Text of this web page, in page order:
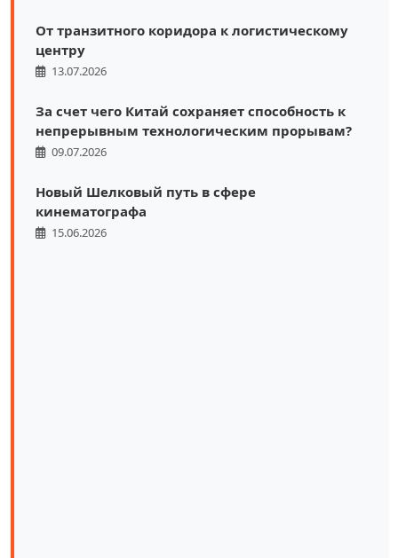
От транзитного коридора к логистическому
центру
13.07.2026
За счет чего Китай сохраняет способность к
непрерывным технологическим прорывам?
09.07.2026
Новый Шелковый путь в сфере
кинематографа
15.06.2026